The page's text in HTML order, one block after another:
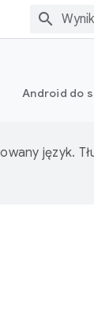
Android do
język.